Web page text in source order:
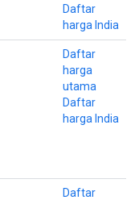
Daftar
harga India
Daftar
harga
utama
Daftar
harga India
Daftar